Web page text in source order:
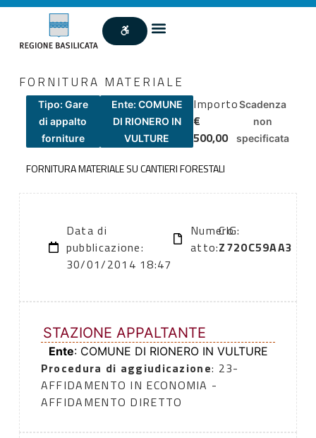
FORNITURA MATERIALE
Tipo: Gare
di appalto
forniture
Ente: COMUNE
DI RIONERO IN
VULTURE
Importo
€
500,00
Scadenza
non
specificata
FORNITURA MATERIALE SU CANTIERI FORESTALI
Data di
pubblicazione:
30/01/2014 18:47
Numero
atto:
CIG:
Z720C59AA3
STAZIONE APPALTANTE
Ente: COMUNE DI RIONERO IN VULTURE
Procedura di aggiudicazione: 23-
AFFIDAMENTO IN ECONOMIA -
AFFIDAMENTO DIRETTO